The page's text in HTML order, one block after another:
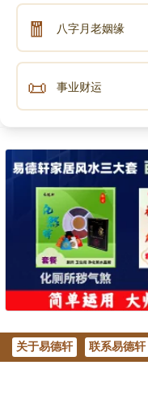
🧧 八字月老姻缘
📜 事业财运
关于易德轩 联系易德轩